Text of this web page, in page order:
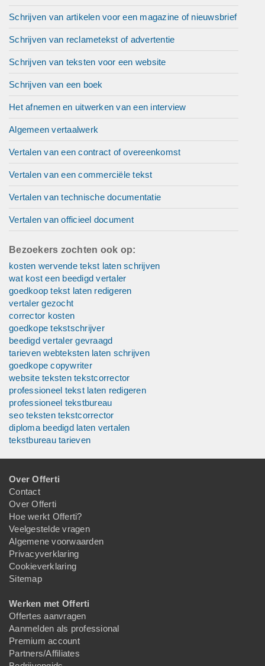
Schrijven van artikelen voor een magazine of nieuwsbrief
Schrijven van reclametekst of advertentie
Schrijven van teksten voor een website
Schrijven van een boek
Het afnemen en uitwerken van een interview
Algemeen vertaalwerk
Vertalen van een contract of overeenkomst
Vertalen van een commerciële tekst
Vertalen van technische documentatie
Vertalen van officieel document
Bezoekers zochten ook op:
kosten wervende tekst laten schrijven
wat kost een beedigd vertaler
goedkoop tekst laten redigeren
vertaler gezocht
corrector kosten
goedkope tekstschrijver
beedigd vertaler gevraagd
tarieven webteksten laten schrijven
goedkope copywriter
website teksten tekstcorrector
professioneel tekst laten redigeren
professioneel tekstbureau
seo teksten tekstcorrector
diploma beedigd laten vertalen
tekstbureau tarieven
Over Offerti
Contact
Over Offerti
Hoe werkt Offerti?
Veelgestelde vragen
Algemene voorwaarden
Privacyverklaring
Cookieverklaring
Sitemap
Werken met Offerti
Offertes aanvragen
Aanmelden als professional
Premium account
Partners/Affiliates